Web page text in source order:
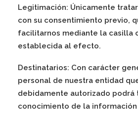
Legitimación: Únicamente
con su consentimiento previo,
facilitarnos mediante la casilla
establecida al efecto.
Destinatarios: Con carácter
personal de nuestra entidad
debidamente autorizado podrá
conocimiento de la